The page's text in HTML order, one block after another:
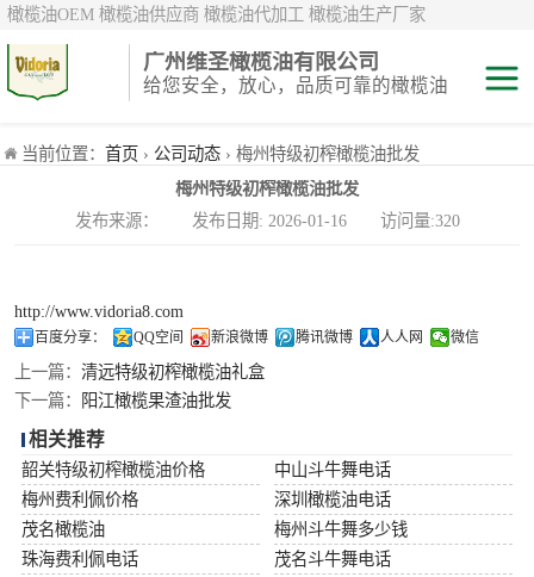
橄榄油OEM 橄榄油供应商 橄榄油代加工 橄榄油生产厂家
广州维圣橄榄油有限公司
给您安全，放心，品质可靠的橄榄油
当前位置： 首页 › 公司动态 › 梅州特级初榨橄榄油批发
梅州特级初榨橄榄油批发
发布来源： 发布日期: 2026-01-16 访问量:320
http://www.vidoria8.com
百度分享： QQ空间 新浪微博 腾讯微博 人人网 微信
上一篇： 清远特级初榨橄榄油礼盒
下一篇：
阳江橄榄果渣油批发
相关推荐
韶关特级初榨橄榄油价格
中山斗牛舞电话
梅州费利佩价格
深圳橄榄油电话
茂名橄榄油
梅州斗牛舞多少钱
珠海费利佩电话
茂名斗牛舞电话
特级初榨橄榄油
纯正/ 混合/ 精炼
中国橄榄油现货
斗牛舞
费利佩